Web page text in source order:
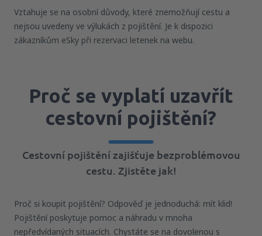
Vztahuje se na osobní důvody, které znemožňují cestu a
nejsou uvedeny ve výlukách z pojištění. Je k dispozici
zákazníkům eSky při rezervaci letenek na webu.
Proč se vyplatí uzavřít
cestovní pojištění?
Cestovní pojištění zajišťuje bezproblémovou
cestu. Zjistěte jak!
Proč si koupit pojištění? Odpověď je jednoduchá: mít klid!
Pojištění poskytuje pomoc a náhradu v mnoha
nepředvídaných situacích. Chystáte se na dovolenou s